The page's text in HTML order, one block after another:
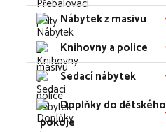
Nábytek z masivu
Knihovny a police
Sedací nábytek
Doplňky do dětského
pokoje